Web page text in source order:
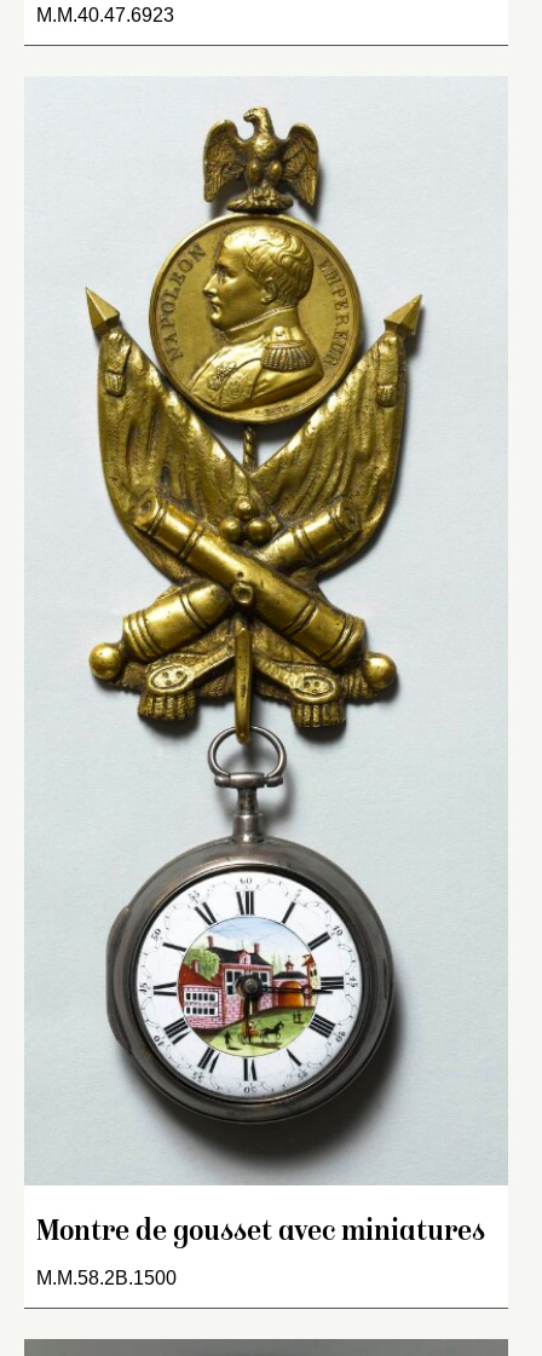
M.M.40.47.6923
Montre de gousset avec miniatures
M.M.58.2B.1500